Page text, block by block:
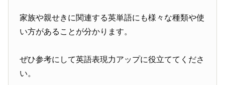
家族や親せきに関連する英単語にも様々な種類や使
い方があることが分かります。
ぜひ参考にして英語表現力アップに役立ててくださ
い。